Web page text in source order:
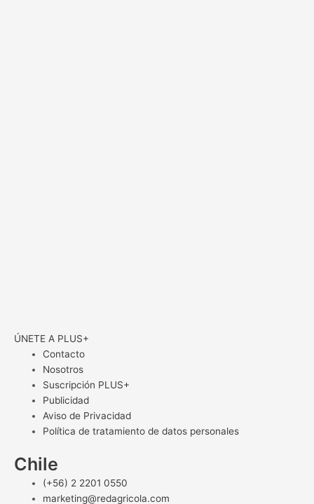
ÚNETE A PLUS+
Contacto
Nosotros
Suscripción PLUS+
Publicidad
Aviso de Privacidad
Política de tratamiento de datos personales
Chile
(+56) 2 2201 0550
marketing@redagricola.com